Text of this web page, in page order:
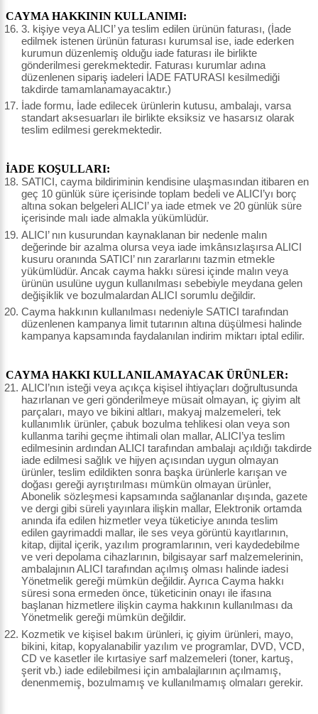
CAYMA HAKKININ KULLANIMI:
3. kişiye veya ALICI’ ya teslim edilen ürünün faturası, (İade
edilmek istenen ürünün faturası kurumsal ise, iade ederken
kurumun düzenlemiş olduğu iade faturası ile birlikte
gönderilmesi gerekmektedir. Faturası kurumlar adına
düzenlenen sipariş iadeleri İADE FATURASI kesilmediği
takdirde tamamlanamayacaktır.)
İade formu, İade edilecek ürünlerin kutusu, ambalajı, varsa
standart aksesuarları ile birlikte eksiksiz ve hasarsız olarak
teslim edilmesi gerekmektedir.
İADE KOŞULLARI:
SATICI, cayma bildiriminin kendisine ulaşmasından itibaren en
geç 10 günlük süre içerisinde toplam bedeli ve ALICI’yı borç
altına sokan belgeleri ALICI’ ya iade etmek ve 20 günlük süre
içerisinde malı iade almakla yükümlüdür.
ALICI’ nın kusurundan kaynaklanan bir nedenle malın
değerinde bir azalma olursa veya iade imkânsızlaşırsa ALICI
kusuru oranında SATICI’ nın zararlarını tazmin etmekle
yükümlüdür. Ancak cayma hakkı süresi içinde malın veya
ürünün usulüne uygun kullanılması sebebiyle meydana gelen
değişiklik ve bozulmalardan ALICI sorumlu değildir.
Cayma hakkının kullanılması nedeniyle SATICI tarafından
düzenlenen kampanya limit tutarının altına düşülmesi halinde
kampanya kapsamında faydalanılan indirim miktarı iptal edilir.
CAYMA HAKKI KULLANILAMAYACAK ÜRÜNLER:
ALICI’nın isteği veya açıkça kişisel ihtiyaçları doğrultusunda
hazırlanan ve geri gönderilmeye müsait olmayan, iç giyim alt
parçaları, mayo ve bikini altları, makyaj malzemeleri, tek
kullanımlık ürünler, çabuk bozulma tehlikesi olan veya son
kullanma tarihi geçme ihtimali olan mallar, ALICI’ya teslim
edilmesinin ardından ALICI tarafından ambalajı açıldığı takdirde
iade edilmesi sağlık ve hijyen açısından uygun olmayan
ürünler, teslim edildikten sonra başka ürünlerle karışan ve
doğası gereği ayrıştırılması mümkün olmayan ürünler,
Abonelik sözleşmesi kapsamında sağlananlar dışında, gazete
ve dergi gibi süreli yayınlara ilişkin mallar, Elektronik ortamda
anında ifa edilen hizmetler veya tüketiciye anında teslim
edilen gayrimaddi mallar, ile ses veya görüntü kayıtlarının,
kitap, dijital içerik, yazılım programlarının, veri kaydedebilme
ve veri depolama cihazlarının, bilgisayar sarf malzemelerinin,
ambalajının ALICI tarafından açılmış olması halinde iadesi
Yönetmelik gereği mümkün değildir. Ayrıca Cayma hakkı
süresi sona ermeden önce, tüketicinin onayı ile ifasına
başlanan hizmetlere ilişkin cayma hakkının kullanılması da
Yönetmelik gereği mümkün değildir.
Kozmetik ve kişisel bakım ürünleri, iç giyim ürünleri, mayo,
bikini, kitap, kopyalanabilir yazılım ve programlar, DVD, VCD,
CD ve kasetler ile kırtasiye sarf malzemeleri (toner, kartuş,
şerit vb.) iade edilebilmesi için ambalajlarının açılmamış,
denenmemiş, bozulmamış ve kullanılmamış olmaları gerekir.